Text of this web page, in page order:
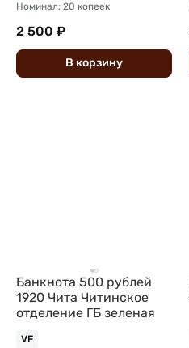
Номинал: 20 копеек
2 500 ₽
В корзину
Банкнота 500 рублей
1920 Чита Читинское
отделение ГБ зеленая
VF